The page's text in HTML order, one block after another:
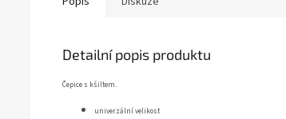
Detailní popis produktu
Čepice s kšiltem.
univerzální velikost